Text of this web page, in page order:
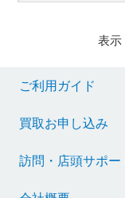
表示
ご利用ガイド
買取お申し込み
訪問・店頭サポー